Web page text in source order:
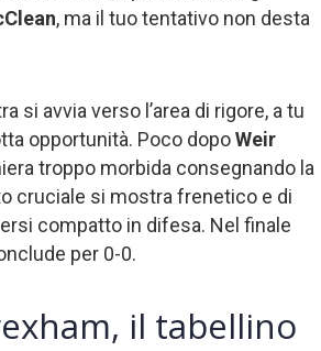
, ma il tuo tentativo non desta
si avvia verso l’area di rigore, a tu
opportunità. Poco dopoWeir
troppo morbida consegnando la
cruciale si mostra frenetico e di
compatto in difesa. Nel finale
per 0-0.
il tabellino